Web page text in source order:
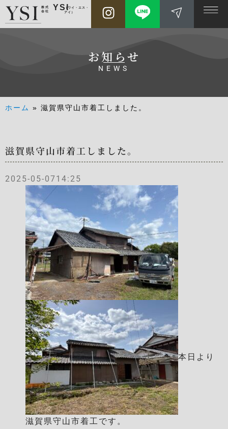
株式
会社
YSI（ワイ・エス・
アイ）
お知らせ
NEWS
ホーム » 滋賀県守山市着工しました。
滋賀県守山市着工しました。
2025-05-0714:25
本日より
滋賀県守山市着工です。